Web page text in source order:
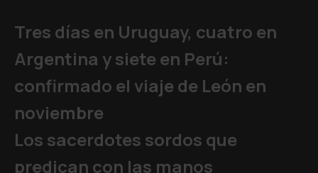
Tres días en Uruguay, cuatro en
Argentina y siete en Perú:
confirmado el viaje de León en
noviembre
Los sacerdotes sordos que
predican con las manos